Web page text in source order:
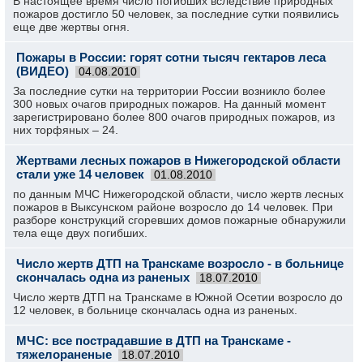
пожаров достигло 50 человек, за последние сутки появились
еще две жертвы огня.
Пожары в России: горят сотни тысяч гектаров леса
(ВИДЕО)
04.08.2010
За последние сутки на территории России возникло более
300 новых очагов природных пожаров. На данный момент
зарегистрировано более 800 очагов природных пожаров, из
них торфяных – 24.
Жертвами лесных пожаров в Нижегородской области
стали уже 14 человек
01.08.2010
по данным МЧС Нижегородской области, число жертв лесных
пожаров в Выксунском районе возросло до 14 человек. При
разборе конструкций сгоревших домов пожарные обнаружили
тела еще двух погибших.
Число жертв ДТП на Транскаме возросло - в больнице
скончалась одна из раненых
18.07.2010
Число жертв ДТП на Транскаме в Южной Осетии возросло до
12 человек, в больнице скончалась одна из раненых.
МЧС: все пострадавшие в ДТП на Транскаме -
тяжелораненые
18.07.2010